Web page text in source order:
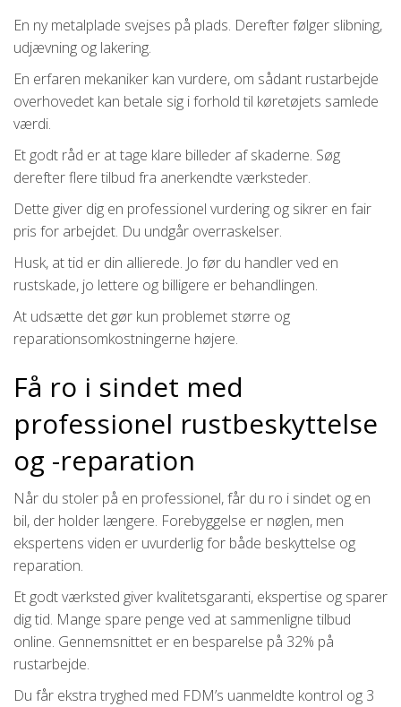
En ny metalplade svejses på plads. Derefter følger slibning,
udjævning og lakering.
En erfaren mekaniker kan vurdere, om sådant rustarbejde
overhovedet kan betale sig i forhold til køretøjets samlede
værdi.
Et godt råd er at tage klare billeder af skaderne. Søg
derefter flere tilbud fra anerkendte værksteder.
Dette giver dig en professionel vurdering og sikrer en fair
pris for arbejdet. Du undgår overraskelser.
Husk, at tid er din allierede. Jo før du handler ved en
rustskade, jo lettere og billigere er behandlingen.
At udsætte det gør kun problemet større og
reparationsomkostningerne højere.
Få ro i sindet med
professionel rustbeskyttelse
og -reparation
Når du stoler på en professionel, får du ro i sindet og en
bil, der holder længere. Forebyggelse er nøglen, men
ekspertens viden er uvurderlig for både beskyttelse og
reparation.
Et godt værksted giver kvalitetsgaranti, ekspertise og sparer
dig tid. Mange spare penge ved at sammenligne tilbud
online. Gennemsnittet er en besparelse på 32% på
rustarbejde.
Du får ekstra tryghed med FDM’s uanmeldte kontrol og 3